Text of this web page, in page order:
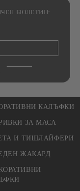
БЮЛЕТИН:
КАЛЪФКИ
ЗА МАСА
И ТИШЛАЙФЕРИ
ЖАКАРД